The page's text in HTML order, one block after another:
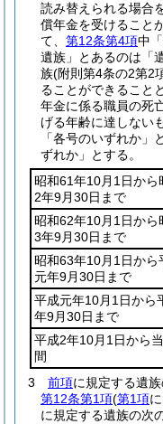
読み替えられる場合
償年金を受けること
て、 第12条第4項中
遺族」とあるのは「
族(附則第4条の2第2
ることができること
年金に係る職員の死
げる年齢に達しない
「各号のいずれか
ずれか」とする。
昭和61年10月1日から
2年9月30日まで
昭和62年10月1日から
3年9月30日まで
昭和63年10月1日から
元年9月30日まで
平成元年10月1日から
年9月30日まで
平成2年10月1日から
間
3 前項に規定する遺
第12条第1項(第1項
に規定する遺族の次